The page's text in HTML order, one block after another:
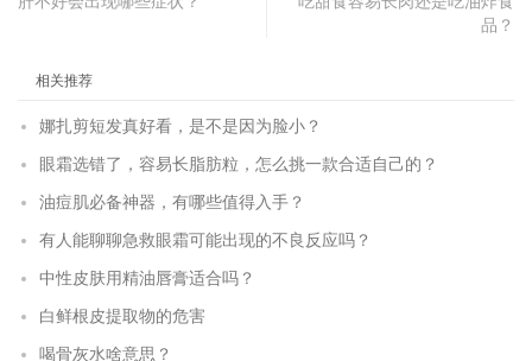
品？
相关推荐
娜扎剪短发真好看，是不是因为脸小？
眼霜选错了，容易长脂肪粒，怎么挑一款合适自己的？
油痘肌必备神器，有哪些值得入手？
有人能聊聊急救眼霜可能出现的不良反应吗？
中性皮肤用精油唇膏适合吗？
白鲜根皮提取物的危害
喝骨灰水啥意思？